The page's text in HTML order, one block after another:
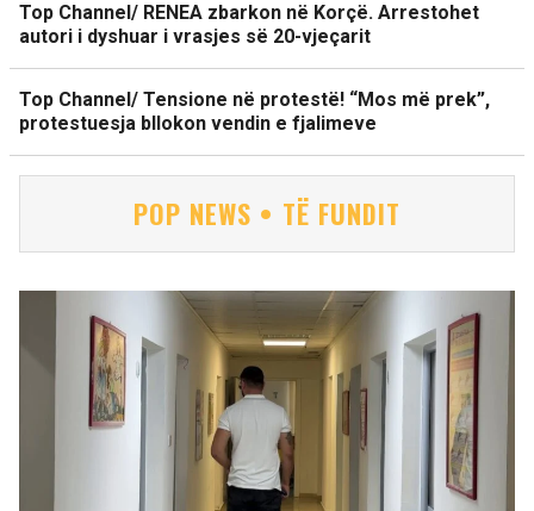
Top Channel/ RENEA zbarkon në Korçë. Arrestohet
autori i dyshuar i vrasjes së 20-vjeçarit
Top Channel/ Tensione në protestë! “Mos më prek”,
protestuesja bllokon vendin e fjalimeve
POP NEWS • TË FUNDIT